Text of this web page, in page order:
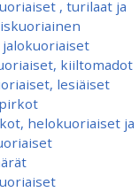
, turilaat ja
jalokuoriaiset
kiiltomadot
lesiäiset
helokuoriaiset ja